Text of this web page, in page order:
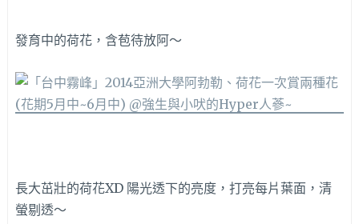
發育中的荷花，含苞待放阿～
長大茁壯的荷花XD 陽光透下的亮度，打亮每片葉面，清
螢剔透～